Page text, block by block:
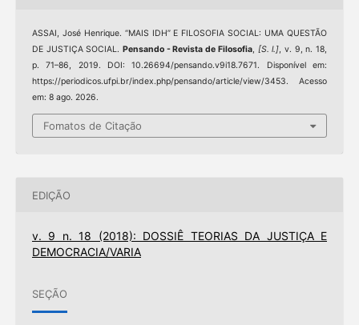
ASSAI, José Henrique. “MAIS IDH” E FILOSOFIA SOCIAL: UMA QUESTÃO
DE JUSTIÇA SOCIAL.Pensando - Revista de Filosofia, [S. l.], v. 9, n. 18,
p. 71–86, 2019. DOI: 10.26694/pensando.v9i18.7671. Disponível em:
https://periodicos.ufpi.br/index.php/pensando/article/view/3453. Acesso
em: 8 ago. 2026.
Fomatos de Citação
EDIÇÃO
v. 9 n. 18 (2018): DOSSIÊ TEORIAS DA JUSTIÇA E
DEMOCRACIA/VARIA
SEÇÃO